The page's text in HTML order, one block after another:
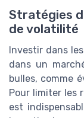
Stratégies
de volatilité
Investir dans
dans un
bulles, comme
Pour limiter les
est